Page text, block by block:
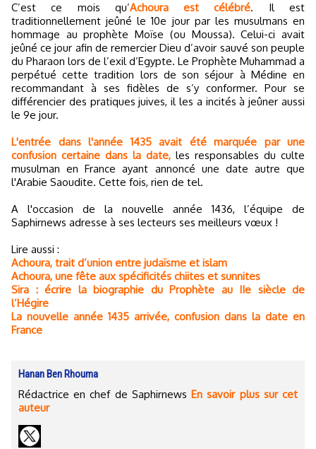
C’est ce mois qu’Achoura est célébré. Il est
traditionnellement jeûné le 10e jour par les musulmans en
hommage au prophète Moïse (ou Moussa). Celui-ci avait
jeûné ce jour afin de remercier Dieu d’avoir sauvé son peuple
du Pharaon lors de l’exil d’Egypte. Le Prophète Muhammad a
perpétué cette tradition lors de son séjour à Médine en
recommandant à ses fidèles de s’y conformer. Pour se
différencier des pratiques juives, il les a incités à jeûner aussi
le 9e jour.
L'entrée dans l'année 1435 avait été marquée par une
confusion certaine dans la date, les responsables du culte
musulman en France ayant annoncé une date autre que
l'Arabie Saoudite. Cette fois, rien de tel.
A l'occasion de la nouvelle année 1436, l’équipe de
Saphirnews adresse à ses lecteurs ses meilleurs vœux !
Lire aussi :
Achoura, trait d’union entre judaïsme et islam
Achoura, une fête aux spécificités chiites et sunnites
Sira : écrire la biographie du Prophète au IIe siècle de
l’Hégire
La nouvelle année 1435 arrivée, confusion dans la date en
France
Hanan Ben Rhouma
Rédactrice en chef de Saphirnews En savoir plus sur cet
auteur